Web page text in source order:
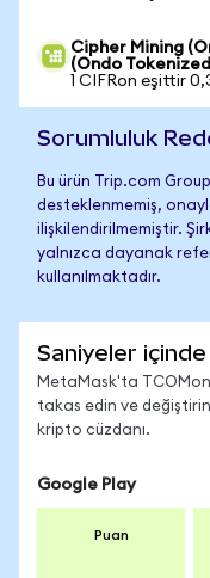
Cipher Mining
(Ondo
1 CIFRon eşittir
Sorumluluk
Bu ürün Trip.com
desteklenmemiş,
ilişkilendirilmemiştir.
yalnızca dayanak
kullanılmaktadır.
Saniyeler
MetaMask'ta TCOMon
takas edin ve
kripto cüzdanı.
Google Play
Puan